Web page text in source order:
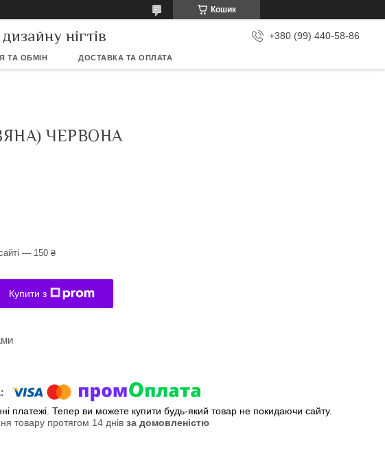
Кошик
нігтів +380 (99) 440-58-86
ТА ОБМІН ДОСТАВКА ТА ОПЛАТА
ЧЕРВОНА
— 150 ₴
Купити з
платежі. Тепер ви можете купити будь-який товар не покидаючи сайту.
товару протягом 14 днів за домовленістю